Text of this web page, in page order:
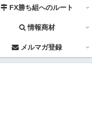
FX勝ち組へのルート
情報商材
メルマガ登録